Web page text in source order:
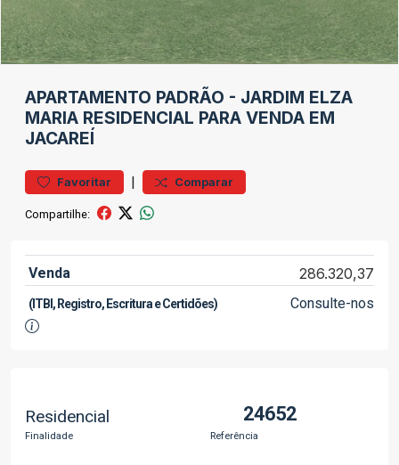
APARTAMENTO PADRÃO - JARDIM ELZA
MARIA RESIDENCIAL PARA VENDA EM
JACAREÍ
Favoritar | Comparar
Compartilhe:
Venda 286.320,37
(ITBI, Registro, Escritura e Certidões) Consulte-nos
Residencial
Finalidade
24652
Referência